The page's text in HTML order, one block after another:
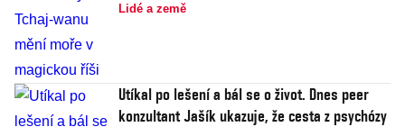
Lidé a země
Utíkal po lešení a bál se o život. Dnes peer
konzultant Jašík ukazuje, že cesta z psychózy